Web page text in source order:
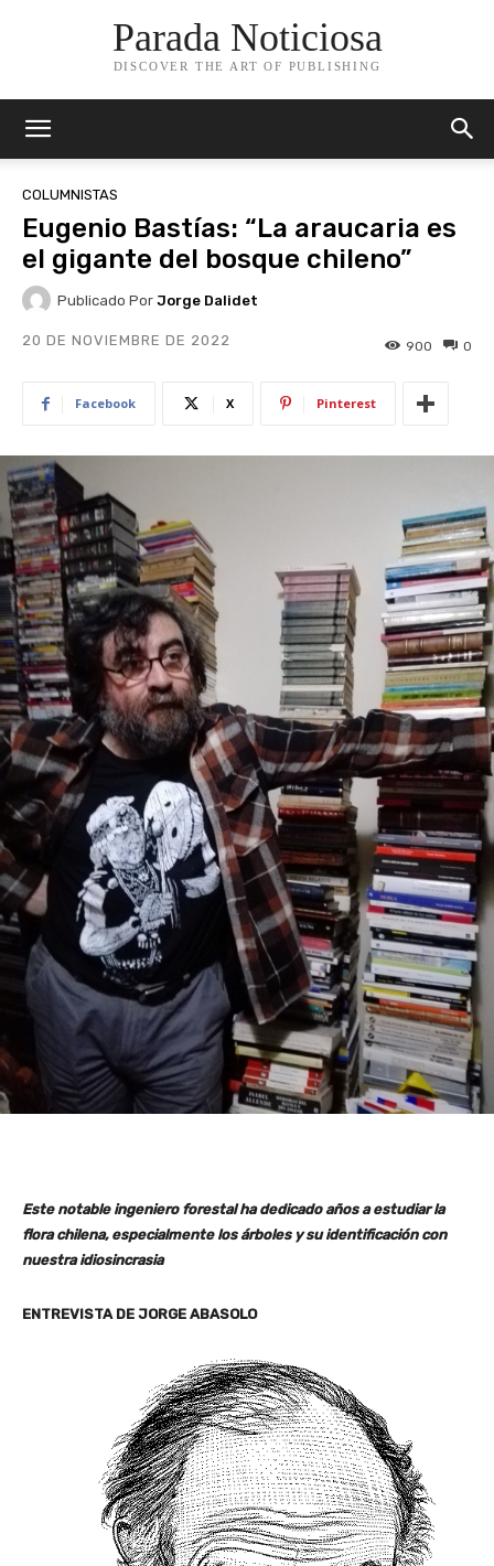
Parada Noticiosa
DISCOVER THE ART OF PUBLISHING
COLUMNISTAS
Eugenio Bastías: “La araucaria es
el gigante del bosque chileno”
Publicado Por Jorge Dalidet
20 DE NOVIEMBRE DE 2022 0
900
Facebook X Pinterest
Este notable ingeniero forestal ha dedicado años a estudiar la
flora chilena, especialmente los árboles y su identificación con
nuestra idiosincrasia
ENTREVISTA DE JORGE ABASOLO